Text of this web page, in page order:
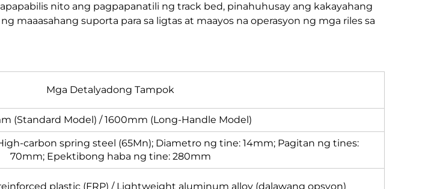
nito ang pagpapanatili ng track bed, pinahuhusay ang kakayahang
maaasahang suporta para sa ligtas at maayos na operasyon ng mga riles sa
Mga Detalyadong Tampok
(Standard Model) / 1600mm (Long-Handle Model)
carbon spring steel (65Mn); Diametro ng tine: 14mm; Pagitan ng tines:
70mm; Epektibong haba ng tine: 280mm
plastic (FRP) / Lightweight aluminum alloy (dalawang opsyon)